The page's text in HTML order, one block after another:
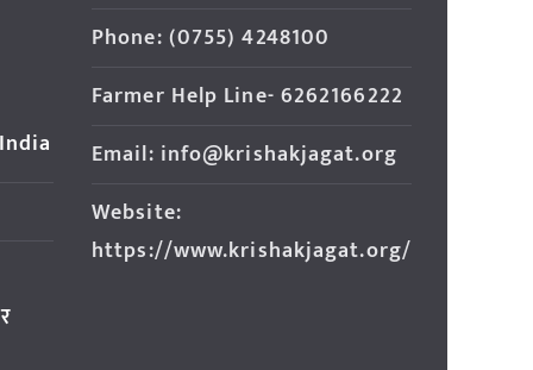
Phone: (0755) 4248100
Farmer Help Line- 6262166222
Email: info@krishakjagat.org
Website:
https://www.krishakjagat.org/